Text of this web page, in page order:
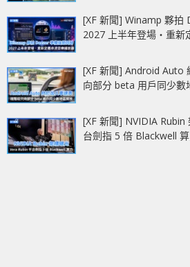
[XF 新聞] Winamp 夥
2027 上半年登場‧重新
[XF 新聞] Android Auto
向部分 beta 用戶同少數
[XF 新聞] NVIDIA
台劍指 5 倍 Blackwell